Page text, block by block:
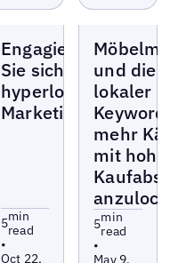
Engagieren
Sie sich mit
hyperlokalem
Marketing
5min
read
•
Oct 22,
und die
lokaler
mehr
mit hoher
5min
read
•
May 9,